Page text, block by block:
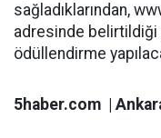
sağladıklarından,
adresinde belirtildiği
ödüllendirme
5haber.com |